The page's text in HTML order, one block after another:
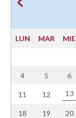
LUN MAR MIE
4 5 6
11 12 13
18 19 20